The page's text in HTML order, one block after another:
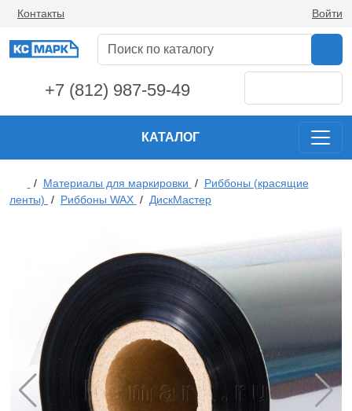
Контакты Войти
+7 (812) 987-59-49
КАТАЛОГ
/ Материалы для маркировки / Риббоны (красящие
ленты) / Риббоны WAX / ДискМастер